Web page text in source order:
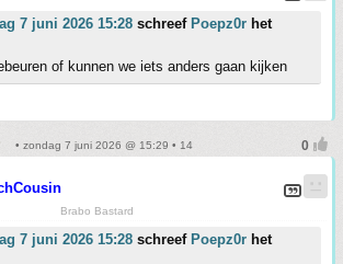
7 juni 2026 15:28 schreef Poepz0r het
of kunnen we iets anders gaan kijken
• zondag 7 juni 2026 @ 15:29 • 14
Brabo Bastard
7 juni 2026 15:28 schreef Poepz0r het